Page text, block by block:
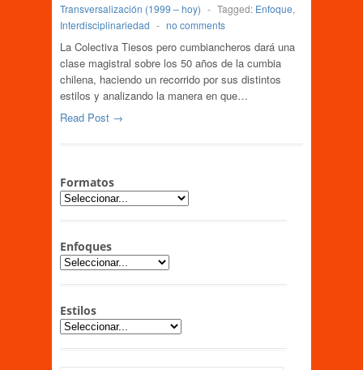
Transversalización (1999 – hoy) - Tagged: Enfoque,
Interdisciplinariedad - no comments
La Colectiva Tiesos pero cumbiancheros dará una
clase magistral sobre los 50 años de la cumbia
chilena, haciendo un recorrido por sus distintos
estilos y analizando la manera en que…
Read Post →
Formatos
Enfoques
Estilos